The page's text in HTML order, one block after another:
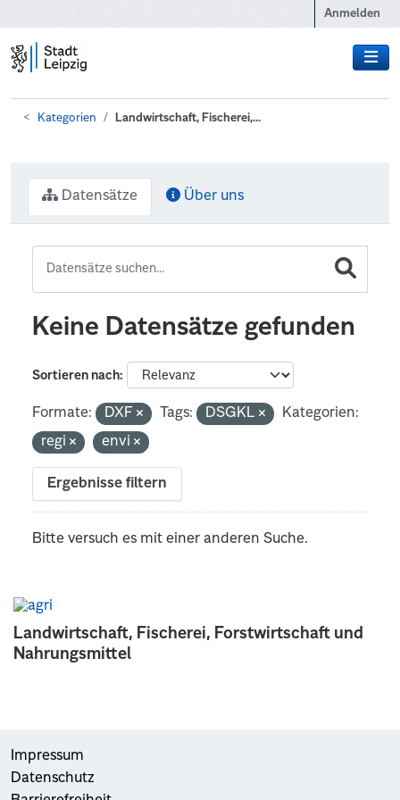
Anmelden
Kategorien Landwirtschaft, Fischerei,...
Landwirtschaft, Fischerei, Forstwirtschaft und
Nahrungsmittel
Datensätze Über uns
Keine Datensätze gefunden
Sortieren nach
Formate: DXF Tags: DSGKL
Kategorien:
regi
envi
Ergebnisse filtern
Bitte versuch es mit einer anderen Suche.
Impressum
Datenschutz